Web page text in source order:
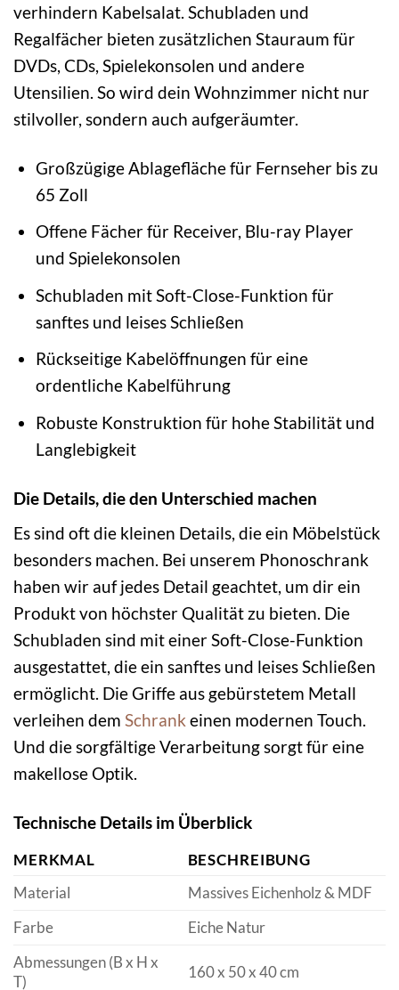
verhindern Kabelsalat. Schubladen und
Regalfächer bieten zusätzlichen Stauraum für
DVDs, CDs, Spielekonsolen und andere
Utensilien. So wird dein Wohnzimmer nicht nur
stilvoller, sondern auch aufgeräumter.
Großzügige Ablagefläche für Fernseher bis zu
65 Zoll
Offene Fächer für Receiver, Blu-ray Player
und Spielekonsolen
Schubladen mit Soft-Close-Funktion für
sanftes und leises Schließen
Rückseitige Kabelöffnungen für eine
ordentliche Kabelführung
Robuste Konstruktion für hohe Stabilität und
Langlebigkeit
Die Details, die den Unterschied machen
Es sind oft die kleinen Details, die ein Möbelstück
besonders machen. Bei unserem Phonoschrank
haben wir auf jedes Detail geachtet, um dir ein
Produkt von höchster Qualität zu bieten. Die
Schubladen sind mit einer Soft-Close-Funktion
ausgestattet, die ein sanftes und leises Schließen
ermöglicht. Die Griffe aus gebürstetem Metall
verleihen dem Schrank einen modernen Touch.
Und die sorgfältige Verarbeitung sorgt für eine
makellose Optik.
Technische Details im Überblick
MERKMAL
BESCHREIBUNG
Material
Massives Eichenholz & MDF
Farbe
Eiche Natur
Abmessungen (B x H x
T)
160 x 50 x 40 cm